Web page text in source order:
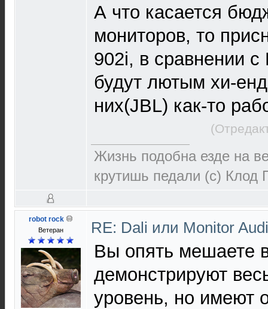
А что касается
мониторов, то
902i, в сравнении
будут лютым хи-
них(JBL) как-то
Жизнь подобна езде на
крутишь педали (с) Клод
robot rock
Ветеран RE: Dali или Monitor
Вы опять мешаете
демонстрируют
уровень, но имеют